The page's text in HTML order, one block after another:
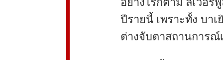
ปีรายนี้ เพราะทั้ง บา
ต่างจับตาสถานการณ์